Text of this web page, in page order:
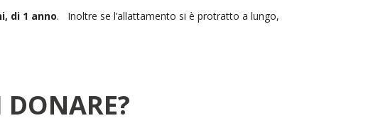
di 1 anno. Inoltre se l’allattamento si è protratto a lungo,
DONARE?